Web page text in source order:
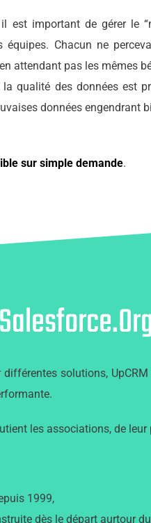
est important de gérer le
équipes. Chacun ne
attendant pas les mêmes
la qualité des données est
données engendrant
sur simple demande.
différentes solutions,
les associations, de
1999,
dès le départ aurtour